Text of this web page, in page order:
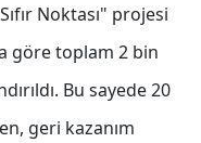
Noktası" projesi
göre toplam 2 bin
Bu sayede 20
geri kazanım